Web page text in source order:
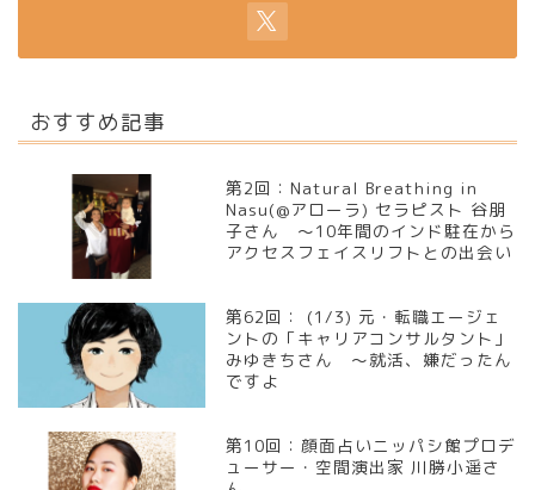
おすすめ記事
第2回：Natural Breathing in
Nasu(@アローラ) セラピスト 谷朋
子さん ～10年間のインド駐在から
アクセスフェイスリフトとの出会い
第62回： (1/3) 元・転職エージェ
ントの「キャリアコンサルタント」
みゆきちさん ～就活、嫌だったん
ですよ
第10回：顔面占いニッパシ館プロデ
ューサー・空間演出家 川勝小遥さ